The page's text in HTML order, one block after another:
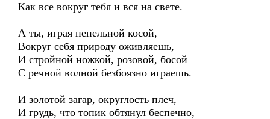
Как все вокруг тебя и вся на свете.
А ты, играя пепельной косой,
Вокруг себя природу оживляешь,
И стройной ножкой, розовой, босой
С речной волной безбоязно играешь.
И золотой загар, округлость плеч,
И грудь, что топик обтянул беспечно,